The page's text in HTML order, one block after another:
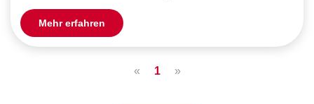
Mehr erfahren
« 1 »